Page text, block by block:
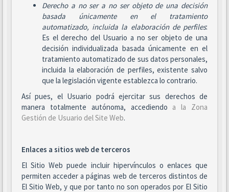
Derecho a no ser a no ser objeto de una decisión
basada únicamente en el tratamiento
automatizado, incluida la elaboración de perfiles:
Es el derecho del Usuario a no ser objeto de una
decisión individualizada basada únicamente en el
tratamiento automatizado de sus datos personales,
incluida la elaboración de perfiles, existente salvo
que la legislación vigente establezca lo contrario.
Así pues, el Usuario podrá ejercitar sus derechos de
manera totalmente autónoma, accediendo a la Zona
Gestión de Usuario del Site Web.
Enlaces a sitios web de terceros
El Sitio Web puede incluir hipervínculos o enlaces que
permiten acceder a páginas web de terceros distintos de
El Sitio Web, y que por tanto no son operados por El Sitio